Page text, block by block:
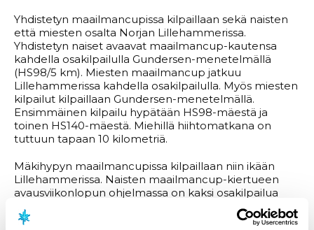
Yhdistetyn maailmancupissa kilpaillaan sekä naisten
että miesten osalta Norjan Lillehammerissa.
Yhdistetyn naiset avaavat maailmancup-kautensa
kahdella osakilpailulla Gundersen-menetelmällä
(HS98/5 km). Miesten maailmancup jatkuu
Lillehammerissa kahdella osakilpailulla. Myös miesten
kilpailut kilpaillaan Gundersen-menetelmällä.
Ensimmäinen kilpailu hypätään HS98-mäestä ja
toinen HS140-mäestä. Miehillä hiihtomatkana on
tuttuun tapaan 10 kilometriä.
Mäkihypyn maailmancupissa kilpaillaan niin ikään
Lillehammerissa. Naisten maailmancup-kiertueen
avausviikonlopun ohjelmassa on kaksi osakilpailua
HS98- ja HS140-mäestä. Miesten maailmancup jatkuu
kahdella osakilpailulla (HS98 ja HS140).